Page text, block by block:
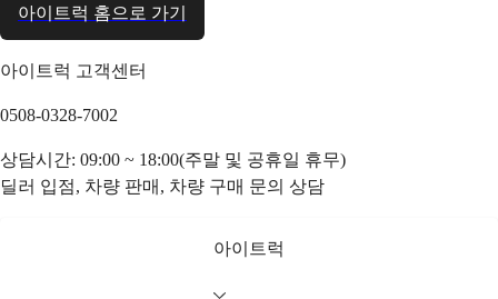
아이트럭 홈으로 가기
아이트럭 고객센터
0508-0328-7002
상담시간: 09:00 ~ 18:00(주말 및 공휴일 휴무)
딜러 입점, 차량 판매, 차량 구매 문의 상담
아이트럭